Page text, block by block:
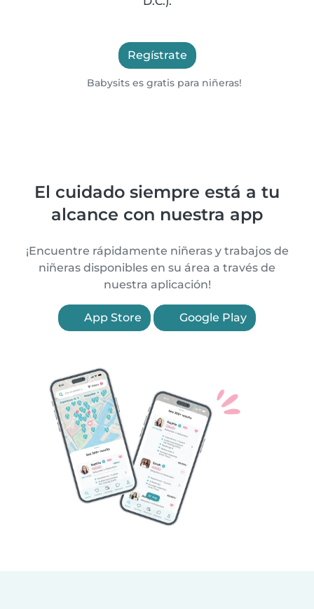
Regístrate
Babysits es gratis para niñeras!
El cuidado siempre está a tu
alcance con nuestra app
¡Encuentre rápidamente niñeras y trabajos de
niñeras disponibles en su área a través de
nuestra aplicación!
App Store Google Play